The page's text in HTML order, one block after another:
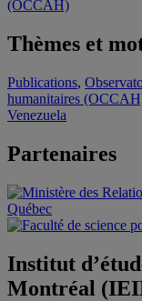
Thèmes et
Publications,
humanitaires
Venezuela
Partenaires
Institut
Montréal